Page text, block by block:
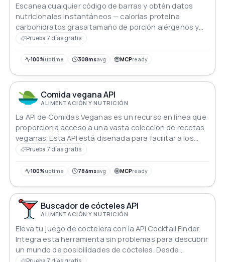
Escanea cualquier código de barras y obtén datos
nutricionales instantáneos — calorías proteína
carbohidratos grasa tamaño de porción alérgenos y
más Resultados en caché devuelven en menos de 5ms
Prueba 7 días gratis
100%uptime 308msavg MCPready
Comida vegana API
ALIMENTACIÓN Y NUTRICIÓN
La API de Comidas Veganas es un recurso en línea que
proporciona acceso a una vasta colección de recetas
veganas. Esta API está diseñada para facilitar a los
desarrolladores y entusiastas de las recetas el acceso
aplicaciones o proyectos personales.
Prueba 7 días gratis
100%uptime 784msavg MCPready
Buscador de cócteles API
ALIMENTACIÓN Y NUTRICIÓN
Eleva tu juego de coctelera con la API Cocktail Finder.
Integra esta herramienta sin problemas para descubrir
un mundo de posibilidades de cócteles. Desde